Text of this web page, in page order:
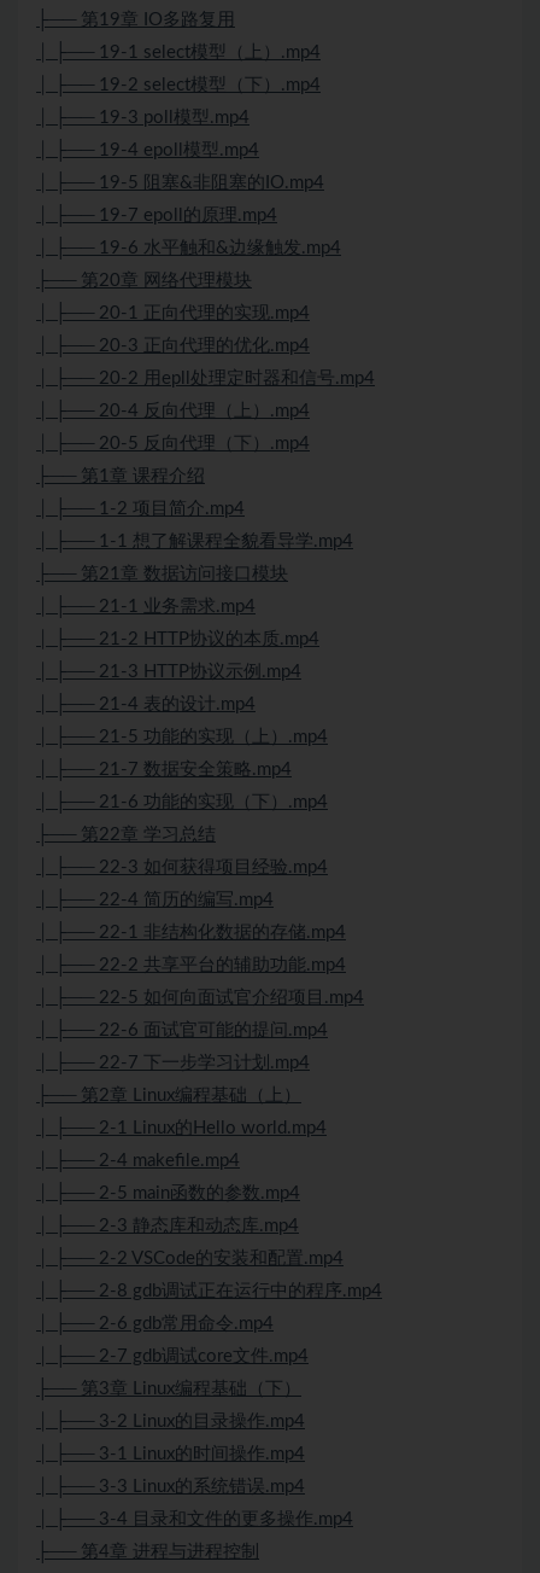
├── 第19章 IO多路复用
│ ├── 19-1 select模型（上）.mp4
│ ├── 19-2 select模型（下）.mp4
│ ├── 19-3 poll模型.mp4
│ ├── 19-4 epoll模型.mp4
│ ├── 19-5 阻塞&非阻塞的IO.mp4
│ ├── 19-7 epoll的原理.mp4
│ ├── 19-6 水平触和&边缘触发.mp4
├── 第20章 网络代理模块
│ ├── 20-1 正向代理的实现.mp4
│ ├── 20-3 正向代理的优化.mp4
│ ├── 20-2 用epll处理定时器和信号.mp4
│ ├── 20-4 反向代理（上）.mp4
│ ├── 20-5 反向代理（下）.mp4
├── 第1章 课程介绍
│ ├── 1-2 项目简介.mp4
│ ├── 1-1 想了解课程全貌看导学.mp4
├── 第21章 数据访问接口模块
│ ├── 21-1 业务需求.mp4
│ ├── 21-2 HTTP协议的本质.mp4
│ ├── 21-3 HTTP协议示例.mp4
│ ├── 21-4 表的设计.mp4
│ ├── 21-5 功能的实现（上）.mp4
│ ├── 21-7 数据安全策略.mp4
│ ├── 21-6 功能的实现（下）.mp4
├── 第22章 学习总结
│ ├── 22-3 如何获得项目经验.mp4
│ ├── 22-4 简历的编写.mp4
│ ├── 22-1 非结构化数据的存储.mp4
│ ├── 22-2 共享平台的辅助功能.mp4
│ ├── 22-5 如何向面试官介绍项目.mp4
│ ├── 22-6 面试官可能的提问.mp4
│ ├── 22-7 下一步学习计划.mp4
├── 第2章 Linux编程基础（上）
│ ├── 2-1 Linux的Hello world.mp4
│ ├── 2-4 makefile.mp4
│ ├── 2-5 main函数的参数.mp4
│ ├── 2-3 静态库和动态库.mp4
│ ├── 2-2 VSCode的安装和配置.mp4
│ ├── 2-8 gdb调试正在运行中的程序.mp4
│ ├── 2-6 gdb常用命令.mp4
│ ├── 2-7 gdb调试core文件.mp4
├── 第3章 Linux编程基础（下）
│ ├── 3-2 Linux的目录操作.mp4
│ ├── 3-1 Linux的时间操作.mp4
│ ├── 3-3 Linux的系统错误.mp4
│ ├── 3-4 目录和文件的更多操作.mp4
├── 第4章 进程与进程控制